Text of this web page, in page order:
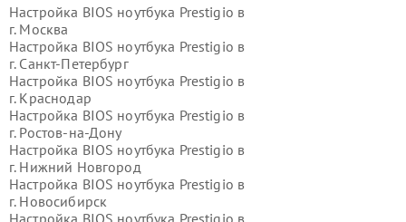
Настройка BIOS ноутбука Prestigio в
г. Москва
Настройка BIOS ноутбука Prestigio в
г. Санкт-Петербург
Настройка BIOS ноутбука Prestigio в
г. Краснодар
Настройка BIOS ноутбука Prestigio в
г. Ростов-на-Дону
Настройка BIOS ноутбука Prestigio в
г. Нижний Новгород
Настройка BIOS ноутбука Prestigio в
г. Новосибирск
Настройка BIOS ноутбука Prestigio в